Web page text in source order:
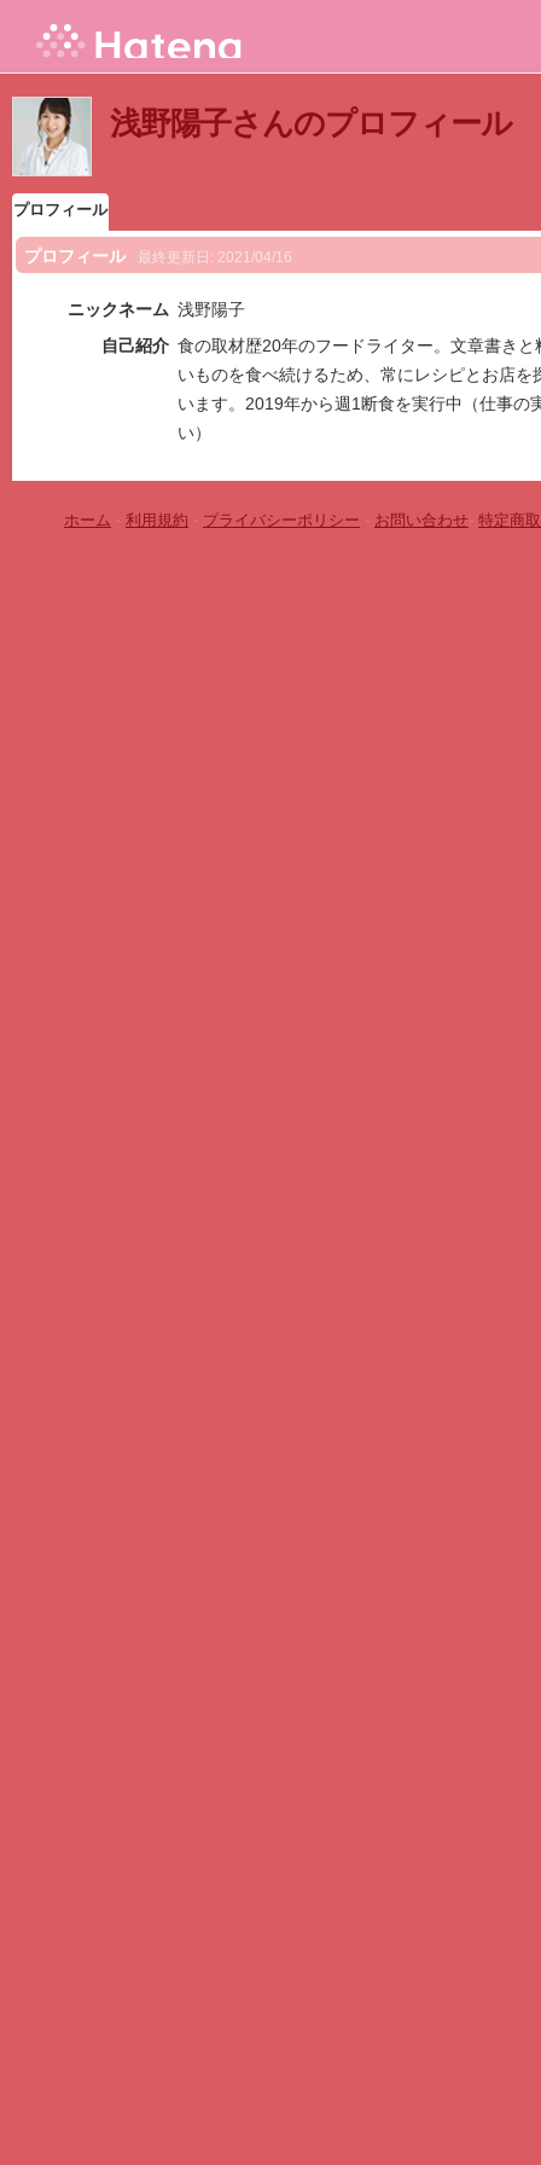
浅野陽子さんのプロフィール
プロフィール
プロフィール 最終更新日: 2021/04/16
ニックネーム 浅野陽子
自己紹介 食の取材歴20年のフードライター。文章書き
いものを食べ続けるため、常にレシピとお店
います。2019年から週1断食を実行中（仕事の
い）
ホーム - 利用規約 - プライバシーポリシー - お問い合わせ- 特定商